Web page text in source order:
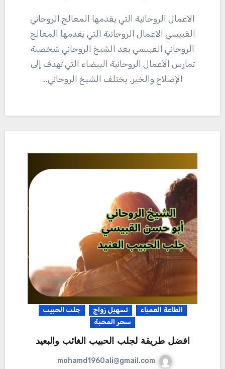
القبيسي الاعمال الروحانية التي يقدمها المعالج
الروحاني القبيسي يعد الشيخ الروحاني شخصية
تمارس الأعمال الروحانية البيضاء التي تهدف إلى
الإصلاح والخير. يختلف الشيخ الروحاني…
الطاعة العمياء تسهيل زواج
جلب الحبيب
سحر المحبة
افضل طريقة لجلب الحبيب الغائب والبعيد
mohamd1960ali@gmail.com